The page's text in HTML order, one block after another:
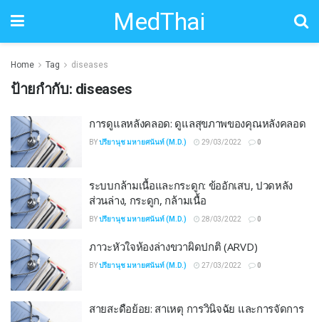
MedThai
Home Tag diseases
ป้ายกำกับ: diseases
การดูแลหลังคลอด: ดูแลสุขภาพของคุณหลังคลอด
BYปรียานุช มหายศนันท์ (M.D.) 29/03/2022 0
ระบบกล้ามเนื้อและกระดูก: ข้ออักเสบ, ปวดหลัง
ส่วนล่าง, กระดูก, กล้ามเนื้อ
BYปรียานุช มหายศนันท์ (M.D.) 28/03/2022 0
ภาวะหัวใจห้องล่างขวาผิดปกติ (ARVD)
BYปรียานุช มหายศนันท์ (M.D.) 27/03/2022 0
สายสะดือย้อย: สาเหตุ การวินิจฉัย และการจัดการ